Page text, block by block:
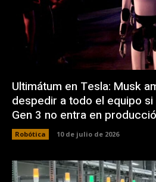
Ultimátum en Tesla: Musk
despedir a todo el equipo
Gen 3 no entra en
Robótica 10 de julio de 2026